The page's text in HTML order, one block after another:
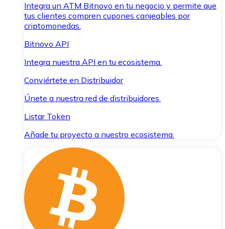
Integra un ATM Bitnovo en tu negocio y permite que
tus clientes compren cupones canjeables por
criptomonedas.
Bitnovo API
Integra nuestra API en tu ecosistema.
Conviértete en Distribuidor
Únete a nuestra red de distribuidores.
Listar Token
Añade tu proyecto a nuestro ecosistema.